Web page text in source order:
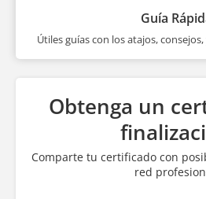
Guía
Útiles guías con los atajos,
Obtenga un
Comparte tu certificado con
red